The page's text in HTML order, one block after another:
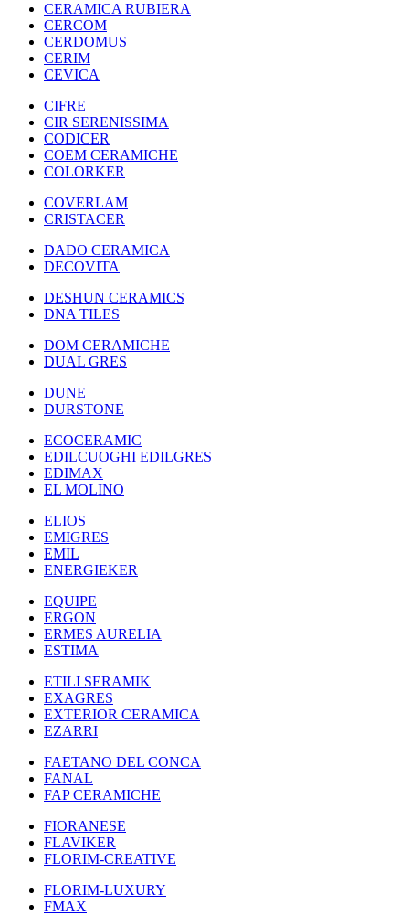
CERAMICA RUBIERA
CERCOM
CERDOMUS
CERIM
CEVICA
CIFRE
CIR SERENISSIMA
CODICER
COEM CERAMICHE
COLORKER
COVERLAM
CRISTACER
DADO CERAMICA
DECOVITA
DESHUN CERAMICS
DNA TILES
DOM CERAMICHE
DUAL GRES
DUNE
DURSTONE
ECOCERAMIC
EDILCUOGHI EDILGRES
EDIMAX
EL MOLINO
ELIOS
EMIGRES
EMIL
ENERGIEKER
EQUIPE
ERGON
ERMES AURELIA
ESTIMA
ETILI SERAMIK
EXAGRES
EXTERIOR CERAMICA
EZARRI
FAETANO DEL CONCA
FANAL
FAP CERAMICHE
FIORANESE
FLAVIKER
FLORIM-CREATIVE
FLORIM-LUXURY
FMAX